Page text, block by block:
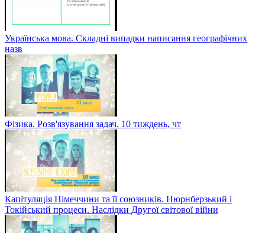
Українська мова. Складні випадки написання географічних
назв
Фізика. Розв'язування задач. 10 тиждень, чт
Капітуляція Німеччини та її союзників. Нюрнберзький і
Токійський процеси. Наслідки Другої світової війни